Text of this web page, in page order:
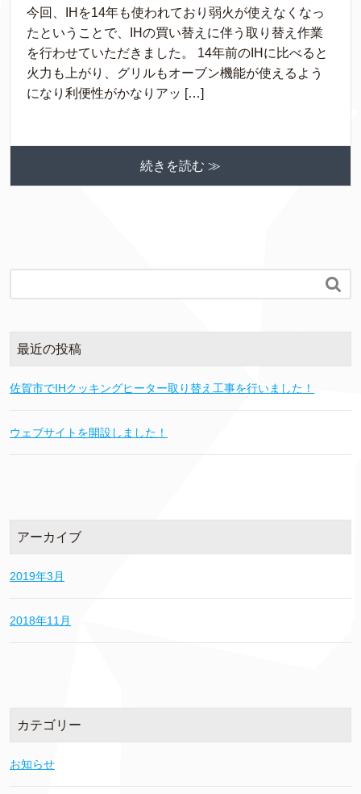
今回、IHを14年も使われており弱火が使えなくなっ
たということで、IHの買い替えに伴う取り替え作業
を行わせていただきました。 14年前のIHに比べると
火力も上がり、グリルもオーブン機能が使えるよう
になり利便性がかなりアッ […]
続きを読む ≫

最近の投稿
佐賀市でIHクッキングヒーター取り替え工事を行いました！
ウェブサイトを開設しました！
アーカイブ
2019年3月
2018年11月
カテゴリー
お知らせ